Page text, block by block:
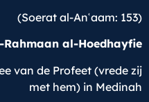
(Soerat al-Anʿaam: 153)
Rahmaan al-Hoedhayfie
van de Profeet (vrede zij
met hem) in Medinah